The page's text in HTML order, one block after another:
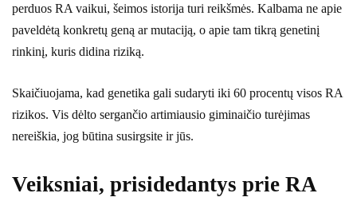
perduos RA vaikui, šeimos istorija turi reikšmės. Kalbama ne apie
paveldėtą konkretų geną ar mutaciją, o apie tam tikrą genetinį
rinkinį, kuris didina riziką.
Skaičiuojama, kad genetika gali sudaryti iki 60 procentų visos RA
rizikos. Vis dėlto sergančio artimiausio giminaičio turėjimas
nereiškia, jog būtina susirgsite ir jūs.
Veiksniai, prisidedantys prie RA